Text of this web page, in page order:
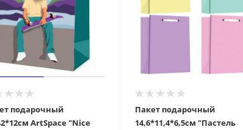
подарочный
ArtSpace "Nice
Пакет подарочный
14,6*11,4*6,5см "Пастель